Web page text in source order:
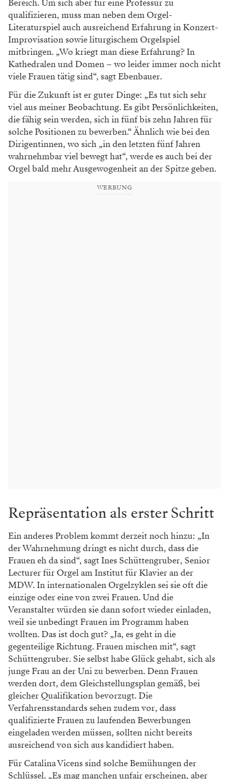
Bereich. Um sich aber für eine Professur zu
qualifizieren, muss man neben dem Orgel-
Literaturspiel auch ausreichend Erfahrung in Konzert-
Improvisation sowie liturgischem Orgelspiel
mitbringen. „Wo kriegt man diese Erfahrung? In
Kathedralen und Domen – wo leider immer noch nicht
viele Frauen tätig sind“, sagt Ebenbauer.
Für die Zukunft ist er guter Dinge: „Es tut sich sehr
viel aus meiner Beobachtung. Es gibt Persönlichkeiten,
die fähig sein werden, sich in fünf bis zehn Jahren für
solche Positionen zu bewerben.“ Ähnlich wie bei den
Dirigentinnen, wo sich „in den letzten fünf Jahren
wahrnehmbar viel bewegt hat“, werde es auch bei der
Orgel bald mehr Ausgewogenheit an der Spitze geben.
WERBUNG
Repräsentation als erster Schritt
Ein anderes Problem kommt derzeit noch hinzu: „In
der Wahrnehmung dringt es nicht durch, dass die
Frauen eh da sind“, sagt Ines Schüttengruber, Senior
Lecturer für Orgel am Institut für Klavier an der
MDW. In internationalen Orgelzyklen sei sie oft die
einzige oder eine von zwei Frauen. Und die
Veranstalter würden sie dann sofort wieder einladen,
weil sie unbedingt Frauen im Programm haben
wollten. Das ist doch gut? „Ja, es geht in die
gegenteilige Richtung. Frauen mischen mit“, sagt
Schüttengruber. Sie selbst habe Glück gehabt, sich als
junge Frau an der Uni zu bewerben. Denn Frauen
werden dort, dem Gleichstellungsplan gemäß, bei
gleicher Qualifikation bevorzugt. Die
Verfahrensstandards sehen zudem vor, dass
qualifizierte Frauen zu laufenden Bewerbungen
eingeladen werden müssen, sollten nicht bereits
ausreichend von sich aus kandidiert haben.
Für Catalina Vicens sind solche Bemühungen der
Schlüssel. „Es mag manchen unfair erscheinen, aber